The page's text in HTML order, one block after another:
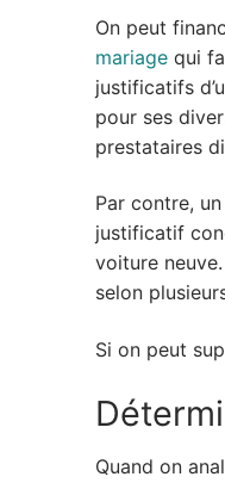
On peut
mariage qui
justificatifs
pour ses
prestataires
Par contre,
justificatif
voiture
selon
Si on peut
Quand on